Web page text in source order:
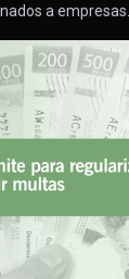
a empresas…